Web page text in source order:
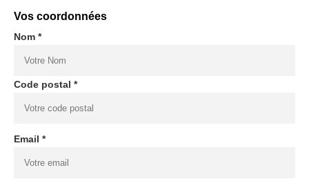
Vos coordonnées
Nom *
Code postal *
Email *